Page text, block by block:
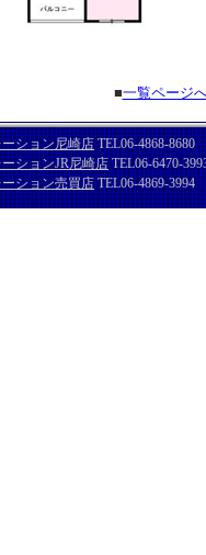
■一覧ページ
ション尼崎店TEL06-4868-8680
ションJR尼崎店TEL06-6470-
ション売買店TEL06-4869-3994